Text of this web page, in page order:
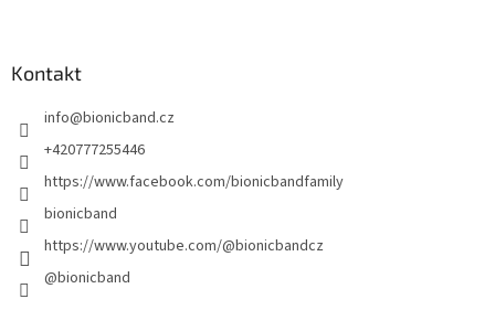
Kontakt
info@bionicband.cz
+420777255446
https://www.facebook.com/bionicbandfamily
bionicband
https://www.youtube.com/@bionicbandcz
@bionicband